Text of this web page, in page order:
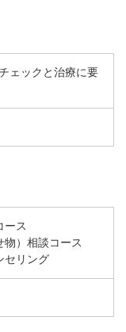
ェックと治療に要
ース
物）相談コース
セリング